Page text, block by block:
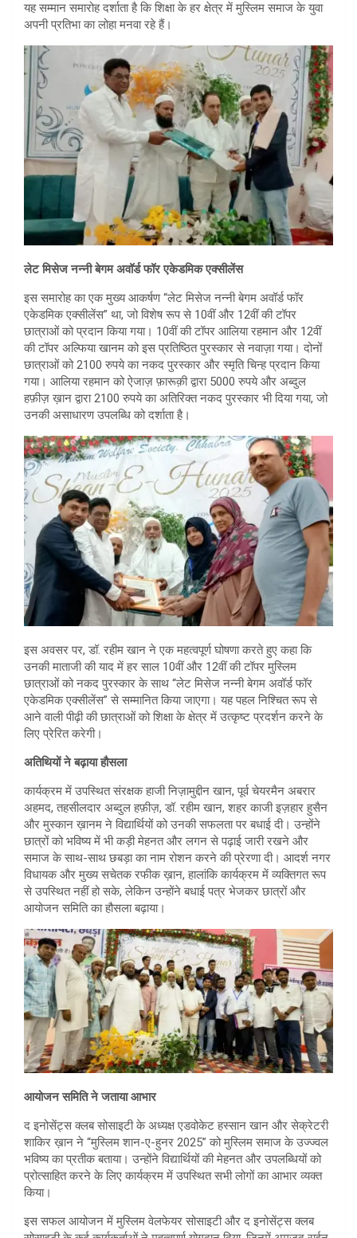
यह सम्मान समारोह दर्शाता है कि शिक्षा के हर क्षेत्र में मुस्लिम समाज के युवा
अपनी प्रतिभा का लोहा मनवा रहे हैं।
लेट मिसेज नन्नी बेगम अवॉर्ड फॉर एकेडमिक एक्सीलेंस
इस समारोह का एक मुख्य आकर्षण “लेट मिसेज नन्नी बेगम अवॉर्ड फॉर
एकेडमिक एक्सीलेंस” था, जो विशेष रूप से 10वीं और 12वीं की टॉपर
छात्राओं को प्रदान किया गया। 10वीं की टॉपर आलिया रहमान और 12वीं
की टॉपर अल्फिया खानम को इस प्रतिष्ठित पुरस्कार से नवाज़ा गया। दोनों
छात्राओं को 2100 रुपये का नकद पुरस्कार और स्मृति चिन्ह प्रदान किया
गया। आलिया रहमान को ऐजाज़ फ़ारूक़ी द्वारा 5000 रुपये और अब्दुल
हफ़ीज़ ख़ान द्वारा 2100 रुपये का अतिरिक्त नकद पुरस्कार भी दिया गया, जो
उनकी असाधारण उपलब्धि को दर्शाता है।
इस अवसर पर, डॉ. रहीम खान ने एक महत्वपूर्ण घोषणा करते हुए कहा कि
उनकी माताजी की याद में हर साल 10वीं और 12वीं की टॉपर मुस्लिम
छात्राओं को नकद पुरस्कार के साथ “लेट मिसेज नन्नी बेगम अवॉर्ड फॉर
एकेडमिक एक्सीलेंस” से सम्मानित किया जाएगा। यह पहल निश्चित रूप से
आने वाली पीढ़ी की छात्राओं को शिक्षा के क्षेत्र में उत्कृष्ट प्रदर्शन करने के
लिए प्रेरित करेगी।
अतिथियों ने बढ़ाया हौसला
कार्यक्रम में उपस्थित संरक्षक हाजी निज़ामुद्दीन खान, पूर्व चेयरमैन अबरार
अहमद, तहसीलदार अब्दुल हफ़ीज़, डॉ. रहीम खान, शहर काजी इज़हार हुसैन
और मुस्कान ख़ानम ने विद्यार्थियों को उनकी सफलता पर बधाई दी। उन्होंने
छात्रों को भविष्य में भी कड़ी मेहनत और लगन से पढ़ाई जारी रखने और
समाज के साथ-साथ छबड़ा का नाम रोशन करने की प्रेरणा दी। आदर्श नगर
विधायक और मुख्य सचेतक रफीक ख़ान, हालांकि कार्यक्रम में व्यक्तिगत रूप
से उपस्थित नहीं हो सके, लेकिन उन्होंने बधाई पत्र भेजकर छात्रों और
आयोजन समिति का हौसला बढ़ाया।
आयोजन समिति ने जताया आभार
द इनोसेंट्स क्लब सोसाइटी के अध्यक्ष एडवोकेट हस्सान खान और सेक्रेटरी
शाकिर ख़ान ने “मुस्लिम शान-ए-हुनर 2025” को मुस्लिम समाज के उज्ज्वल
भविष्य का प्रतीक बताया। उन्होंने विद्यार्थियों की मेहनत और उपलब्धियों को
प्रोत्साहित करने के लिए कार्यक्रम में उपस्थित सभी लोगों का आभार व्यक्त
किया।
इस सफल आयोजन में मुस्लिम वेलफेयर सोसाइटी और द इनोसेंट्स क्लब